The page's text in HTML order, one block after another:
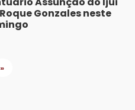
Gonzales neste
»